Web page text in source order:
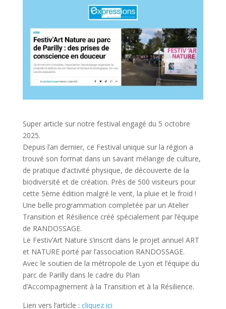
Super article sur notre festival engagé du 5 octobre
2025.
Depuis l’an dernier, ce Festival unique sur la région a
trouvé son format dans un savant mélange de culture,
de pratique d’activité physique, de découverte de la
biodiversité et de création. Près de 500 visiteurs pour
cette 5ème édition malgré le vent, la pluie et le froid !
Une belle programmation completée par un Atelier
Transition et Résilience créé spécialement par l’équipe
de RANDOSSAGE.
Le Festiv’Art Nature s’inscrit dans le projet annuel ART
et NATURE porté par l’association RANDOSSAGE.
Avec le soutien de la métropole de Lyon et l’équipe du
parc de Parilly dans le cadre du Plan
d’Accompagnement à la Transition et à la Résilience.
Lien vers l’article : cliquez ici